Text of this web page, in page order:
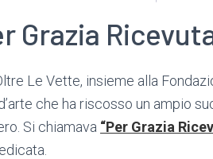
Grazia
Le Vette, insieme alla
che ha riscosso un ampio
Si chiamava “Per Grazia